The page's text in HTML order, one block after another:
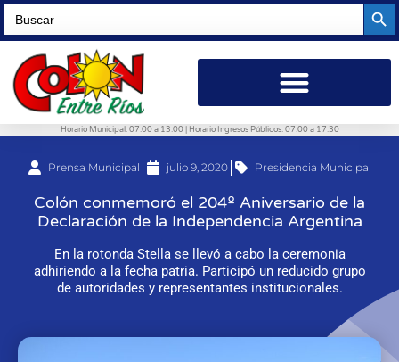
Search
for:
Horario Municipal: 07:00 a 13:00 | Horario Ingresos Públicos: 07:00 a 17:30
Prensa Municipal julio 9, 2020 Presidencia Municipal
Colón conmemoró el 204º Aniversario de la
Declaración de la Independencia Argentina
En la rotonda Stella se llevó a cabo la ceremonia
adhiriendo a la fecha patria. Participó un reducido grupo
de autoridades y representantes institucionales.